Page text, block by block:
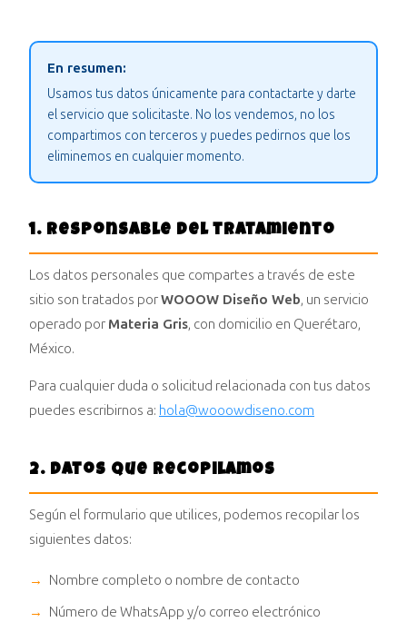
En resumen:
Usamos tus datos únicamente para contactarte y darte
el servicio que solicitaste. No los vendemos, no los
compartimos con terceros y puedes pedirnos que los
eliminemos en cualquier momento.
1. Responsable del tratamiento
Los datos personales que compartes a través de este
sitio son tratados porWOOOW Diseño Web, un servicio
operado por Materia Gris, con domicilio en Querétaro,
México.
Para cualquier duda o solicitud relacionada con tus datos
puedes escribirnos a: hola@wooowdiseno.com
2. Datos que recopilamos
Según el formulario que utilices, podemos recopilar los
siguientes datos:
Nombre completo o nombre de contacto
Número de WhatsApp y/o correo electrónico